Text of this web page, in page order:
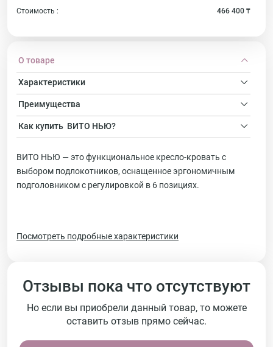
О товаре
Характеристики
Преимущества
Как купить ВИТО НЬЮ?
ВИТО НЬЮ — это функциональное кресло-кровать с
выбором подлокотников, оснащенное эргономичным
подголовником с регулировкой в 6 позициях.
Посмотреть подробные характеристики
Стоимость :
466 400 ₸
Отзывы пока что отсутствуют
Но если вы приобрели данный товар, то можете
оставить отзыв прямо сейчас.